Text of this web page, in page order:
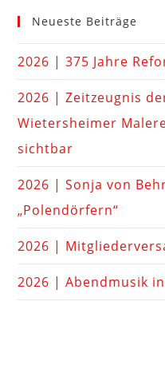
Neueste Beiträge
2026 | 375 Jahre
2026 | Zeitzeugnis
Wietersheimer
sichtbar
2026 | Sonja von
„Polendörfern“
2026 |
2026 | Abendmusik